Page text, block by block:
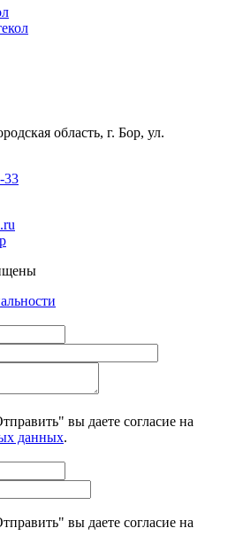
область, г. Бор, ул.
33
вы даете согласие на
данных.
вы даете согласие на